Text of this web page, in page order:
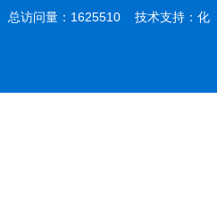
总访问量：1625510 技术支持： 化